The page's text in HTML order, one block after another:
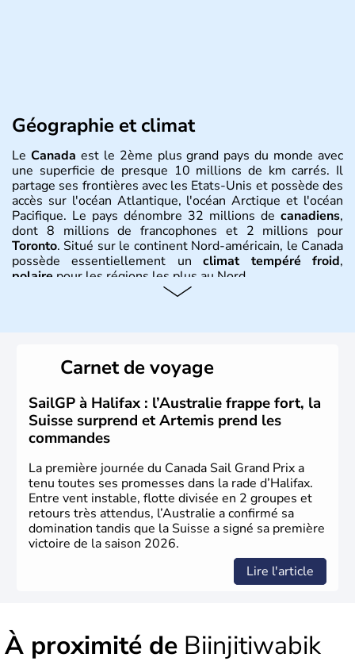
Géographie et climat
Le Canada est le 2ème plus grand pays du monde avec
une superficie de presque 10 millions de km carrés. Il
partage ses frontières avec les Etats-Unis et possède des
accès sur l'océan Atlantique, l'océan Arctique et l'océan
Pacifique. Le pays dénombre 32 millions de canadiens,
dont 8 millions de francophones et 2 millions pour
Toronto. Situé sur le continent Nord-américain, le Canada
possède essentiellement unclimat tempéré froid,
polaire pour les régions les plus au Nord.
territoire de la ville de Québec, le Canada passe ensuite
sous le contrôle des Britanniques. L'indépendance du
pays a été obtenue au cours d'un long processus qui s'est
étalé de 1867 à 1982. Le peuple autochtone des Inuits,
aujourd'hui appelé Eskimos, n'est découvert qu'au début
du XXème siècle lors d'une expédition dans le Grand
Nord.
Carnet de voyage
SailGP à Halifax : l’Australie frappe fort, la
Suisse surprend et Artemis prend les
commandes
La première journée du Canada Sail Grand Prix a
tenu toutes ses promesses dans la rade d’Halifax.
Entre vent instable, flotte divisée en 2 groupes et
retours très attendus, l’Australie a confirmé sa
domination tandis que la Suisse a signé sa première
victoire de la saison 2026.
Lire l'article
À proximité de Biinjitiwabik